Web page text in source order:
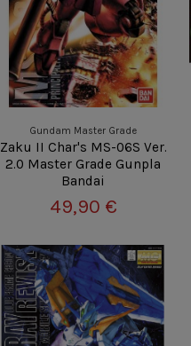
Gundam Master Grade
Zaku II Char's MS-06S Ver.
2.0 Master Grade Gunpla
Bandai
49,90 €